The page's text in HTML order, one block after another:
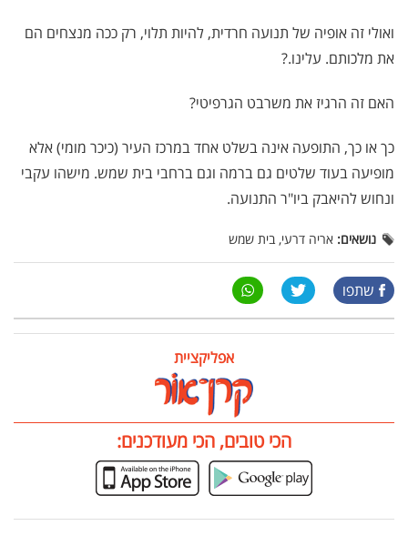
ואולי זה אופיה של תנועה חרדית, להיות תלוי, רק ככה מנצחים הם
את מלכותם. עלינו.?
האם זה הרגיז את משרבט הגרפיטי?
כך או כך, התופעה אינה בשלט אחד במרכז העיר (כיכר מומי) אלא
מופיעה בעוד שלטים גם ברמה וגם ברחבי בית שמש. מישהו עקבי
ונחוש להיאבק ביו"ר התנועה.
נושאים: אריה דרעי, בית שמש
שתפו
אפליקציית
הכי טובים, הכי מעודכנים: